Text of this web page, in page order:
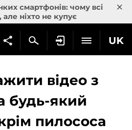
смартфонів: чому всі
ніхто не купує
×
UK
відео з
будь-який
пилососа